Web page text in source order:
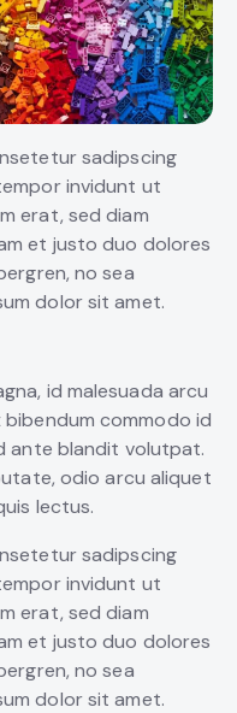
sadipscing
invidunt ut
erat, sed diam
et justo duo dolores
no sea
dolor sit amet.
id malesuada arcu
commodo id
ante blandit volutpat.
odio arcu aliquet
lectus.
sadipscing
invidunt ut
erat, sed diam
et justo duo dolores
no sea
dolor sit amet.